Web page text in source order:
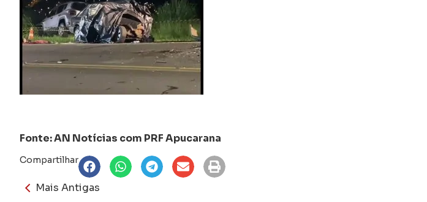
Fonte: AN Notícias com PRF Apucarana
Compartilhar
Mais Antigas